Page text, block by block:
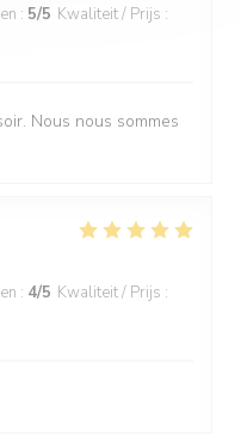
: 5/5 Kwaliteit / Prijs :
Nous nous sommes
: 4/5 Kwaliteit / Prijs :